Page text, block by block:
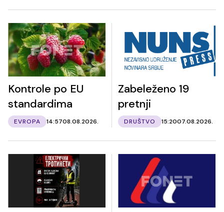
Kontrole po EU
standardima
EVROPA 14:5708.08.2026.
Zabeleženo 19
pretnji
DRUŠTVO 15:2007.08.2026.